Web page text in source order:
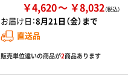
￥4,620 ￥8,032
お届け日：8月21日（金）まで
直送品
販売単位違いの商品が2商品あります